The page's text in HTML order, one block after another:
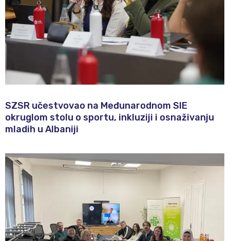
SZSR učestvovao na Međunarodnom SIE
okruglom stolu o sportu, inkluziji i osnaživanju
mladih u Albaniji